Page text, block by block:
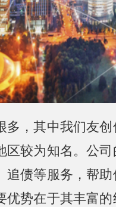
多，其中我们友
区较为知名。公
追债等服务，帮
优势在于其丰富